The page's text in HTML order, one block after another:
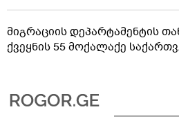
მიგრაციის დეპარტამენტის
ქვეყნის 55 მოქალაქე